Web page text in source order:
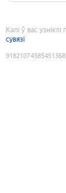
Калі ў вас
сувязі